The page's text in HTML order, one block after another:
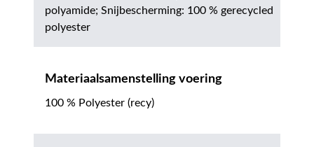
polyamide; Snijbescherming: 100 % gerecycled
polyester
Materiaalsamenstelling voering
100 % Polyester (recy)